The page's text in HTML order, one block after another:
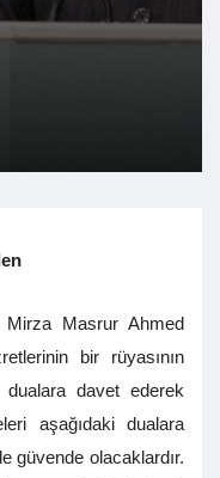
Mirza Masrur Ahmed
bir rüyasının
dualara davet ederek
aşağıdaki dualara
güvende olacaklardır.